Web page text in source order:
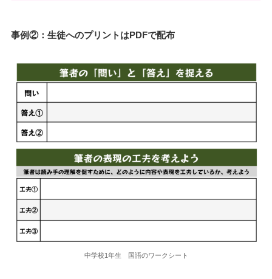
事例②：生徒へのプリントはPDFで配布
中学校1年生 国語のワークシート